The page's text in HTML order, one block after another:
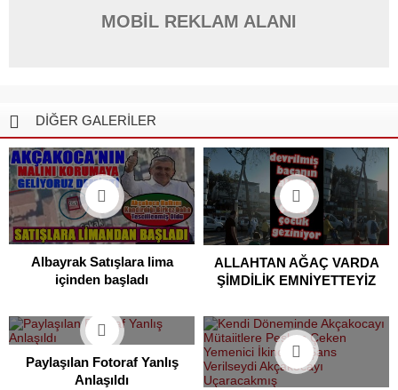
MOBİL REKLAM ALANI
DİĞER GALERİLER
Albayrak Satışlara lima
içinden başladı
ALLAHTAN AĞAÇ VARDA
ŞİMDİLİK EMNİYETTEYİZ
Paylaşılan Fotoraf Yanlış
Anlaşıldı